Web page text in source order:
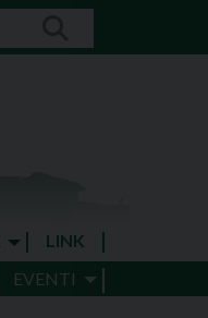
LINK
EVENTI